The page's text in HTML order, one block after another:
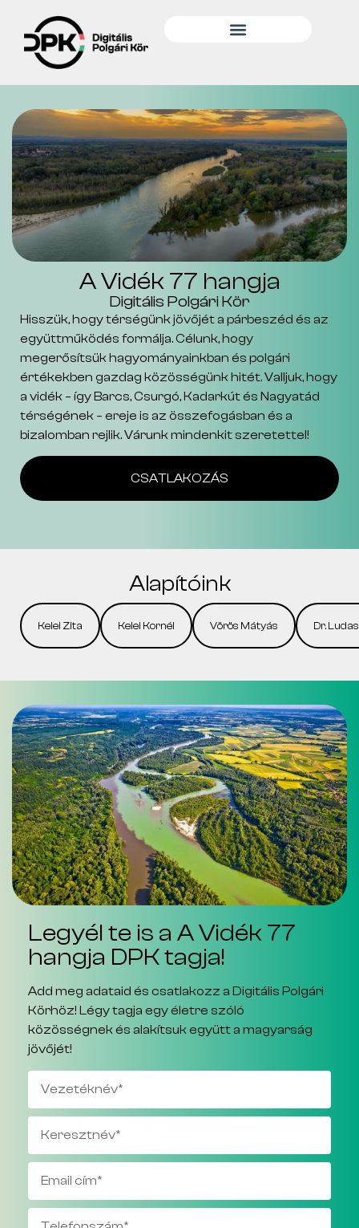
A Vidék 77 hangja
Digitális Polgári Kör
Hisszük, hogy térségünk jövőjét a párbeszéd és az
együttműködés formálja. Célunk, hogy
megerősítsük hagyományainkban és polgári
értékekben gazdag közösségünk hitét. Valljuk, hogy
a vidék – így Barcs, Csurgó, Kadarkút és Nagyatád
térségének – ereje is az összefogásban és a
bizalomban rejlik. Várunk mindenkit szeretettel!
CSATLAKOZÁS
Alapítóink
Kelei Zita Kelei Kornél Vörös Mátyás Dr.
Legyél te is a A Vidék 77
hangja DPK tagja!
Add meg adataid és csatlakozz a Digitális Polgári
Körhöz! Légy tagja egy életre szóló
közösségnek és alakítsuk együtt a magyarság
jövőjét!